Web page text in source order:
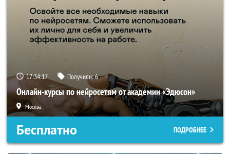
17:34:16 Получили:6
Онлайн-курсы по нейросетям от академии «Эдюсон»
Москва
Бесплатно ПОДРОБНЕЕ